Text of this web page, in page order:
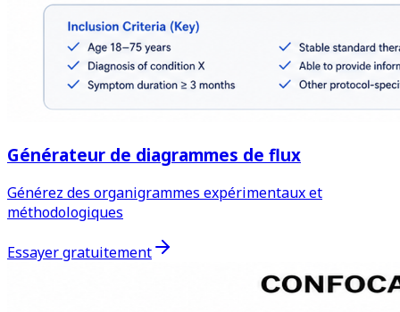
Générateur de diagrammes de flux
Générez des organigrammes expérimentaux et
méthodologiques
Essayer gratuitement